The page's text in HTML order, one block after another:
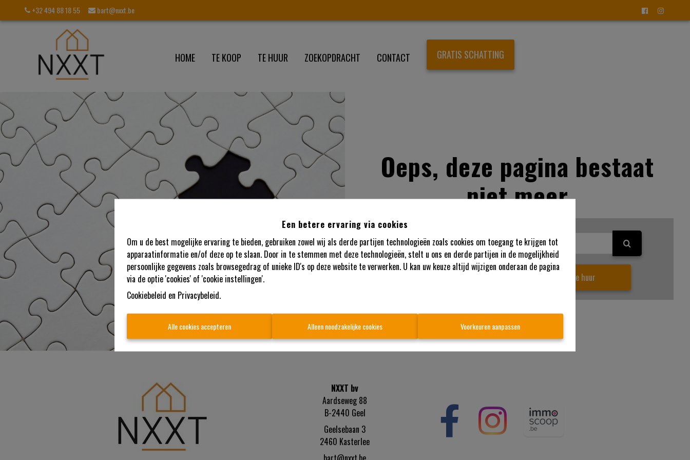
Een betere ervaring via cookies
Om u de best mogelijke ervaring te bieden, gebruiken zowel wij als derde partijen technologieën zoals cookies om toegang te krijgen tot
apparaatinformatie en/of deze op te slaan. Door in te stemmen met deze technologieën, stelt u ons en derde partijen in de mogelijkheid
persoonlijke gegevens zoals browsegedrag of unieke ID's op deze website te verwerken. U kan uw keuze altijd wijzigen onderaan de pagina
via de optie 'cookies' of 'cookie instellingen'.
Cookiebeleid en Privacybeleid.
Alle cookies accepteren Alleen noodzakelijke cookies Voorkeuren aanpassen
+32 494 88 18 55 bart@nxxt.be
HOME TE KOOP TE HUUR ZOEKOPDRACHT CONTACT GRATIS SCHATTING
Oeps, deze pagina bestaat
niet meer
Te huur
NXXT bv
Aardseweg 88
B-2440 Geel
Geelsebaan 3
2460 Kasterlee